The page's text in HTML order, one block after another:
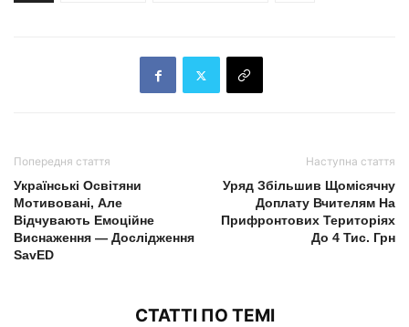
Попередня стаття
Українські Освітяни
Мотивовані, Але
Відчувають Емоційне
Виснаження — Дослідження
SavED
Наступна стаття
Уряд Збільшив Щомісячну
Доплату Вчителям На
Прифронтових Територіях
До 4 Тис. Грн
СТАТТІ ПО ТЕМІ